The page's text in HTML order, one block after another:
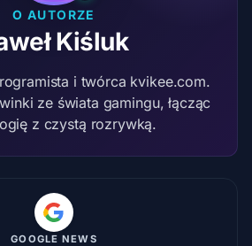
O AUTORZE
Kiśluk
i twórca kvikee.com.
ze świata gamingu, łącząc
z czystą rozrywką.
GOOGLE NEWS